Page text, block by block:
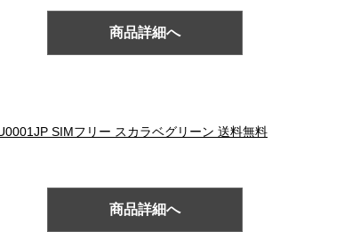
商品詳細へ
SIMフリー スカラベグリーン 送料無料
商品詳細へ